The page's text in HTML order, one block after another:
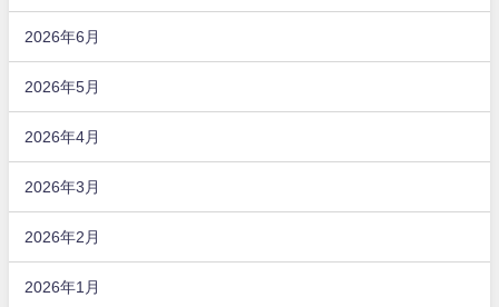
2026年6月
2026年5月
2026年4月
2026年3月
2026年2月
2026年1月